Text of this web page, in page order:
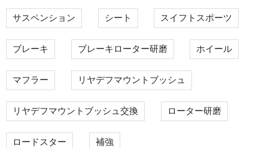
サスペンション シート スイフトスポーツ
ブレーキ ブレーキローター研磨 ホイール
マフラー リヤデフマウントブッシュ
リヤデフマウントブッシュ交換 ローター研磨
ロードスター 補強